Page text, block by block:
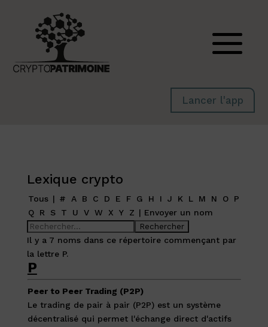
Lancer l'app
Lexique crypto
Tous | # A B C D E F G H I J K L M N O
P
Q
R S T U V W X Y Z | Envoyer un nom
Il y a 7 noms dans ce répertoire commençant par
la lettre P.
P
Peer to Peer Trading (P2P)
Le trading de pair à pair (P2P) est un système
décentralisé qui permet l'échange direct d'actifs